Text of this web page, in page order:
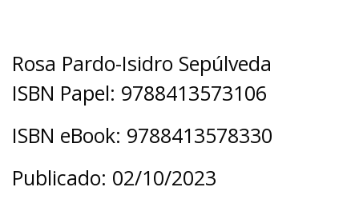
Rosa Pardo-Isidro Sepúlveda
ISBN Papel: 9788413573106
ISBN eBook: 9788413578330
Publicado: 02/10/2023